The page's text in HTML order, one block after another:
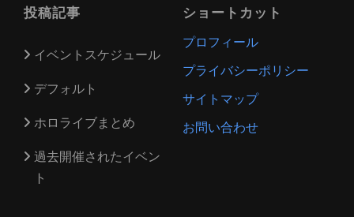
投稿記事
イベントスケジュール
デフォルト
ホロライブまとめ
過去開催されたイベン
ト
ショートカット
プロフィール
プライバシーポリシー
サイトマップ
お問い合わせ